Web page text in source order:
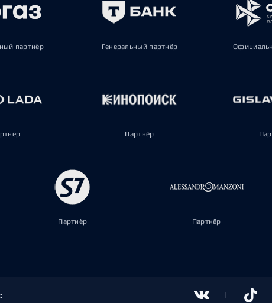
партнёр Генеральный партнёр
Партнёр
Партнёр Партнёр